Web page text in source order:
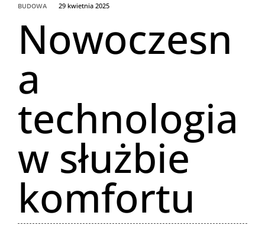
BUDOWA 29 kwietnia 2025
Nowoczesn
a
technologia
w służbie
komfortu